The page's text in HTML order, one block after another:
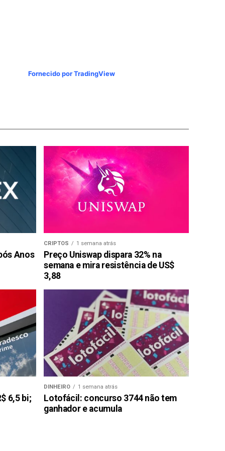
Fornecido por TradingView
Anos
CRIPTOS 1 semana atrás
Preço Uniswap dispara 32% na
semana e mira resistência de US$
3,88
6,5 bi;
DINHEIRO 1 semana atrás
Lotofácil: concurso 3744 não tem
ganhador e acumula